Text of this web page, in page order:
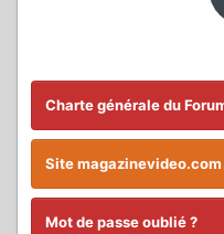
Charte générale du
Site magazinevideo.com
Mot de passe oublié ?